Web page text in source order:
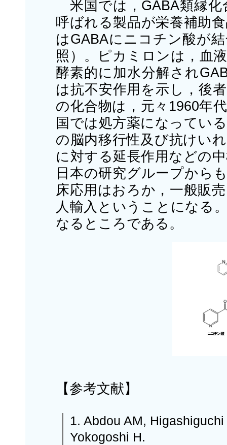
米国では，GABA類縁化
呼ばれる製品が栄養補助
はGABAにニコチン酸が
照）。ピカミロンは，血
酵素的に加水分解され
は抗不安作用を示し，後
の化合物は，元々1960年
国では処方薬になってい
の脳内移行性及び抗けい
に対する延長作用などの
日本の研究グループから
床応用はおろか，一般販
人輸入ということになる
なるところである。
【参考文献】
1. Abdou AM,
Yokogoshi H.